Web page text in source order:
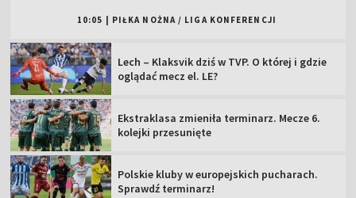
10:05 PIŁKA NOŻNA / LIGA KONFERENCJI
Lech – Klaksvik dziś w TVP. O której i gdzie
oglądać mecz el. LE?
Ekstraklasa zmieniła terminarz. Mecze 6.
kolejki przesunięte
Polskie kluby w europejskich pucharach.
Sprawdź terminarz!